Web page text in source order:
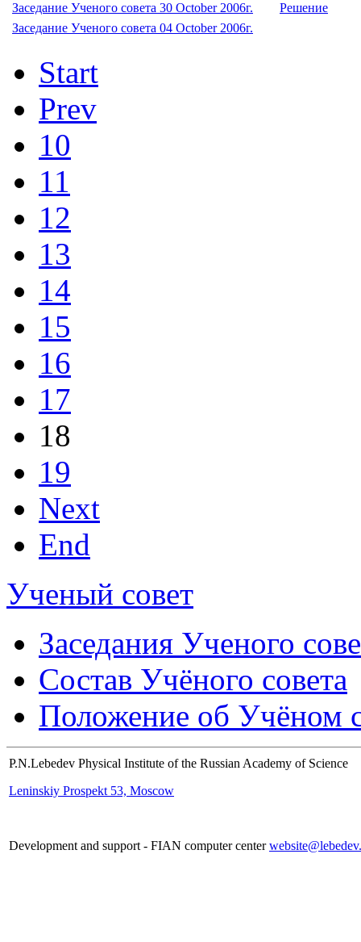
Заседание Ученого совета 30 October 2006г.
Решение
Заседание Ученого совета 04 October 2006г.
Start
Prev
10
11
12
13
14
15
16
17
18
19
Next
End
Ученый совет
Заседания Ученого
Состав Учёного совета
Положение об Учёном
P.N.Lebedev Physical Institute of the Russian Academy of Science
Leninskiy Prospekt 53, Moscow
Development and support - FIAN computer center